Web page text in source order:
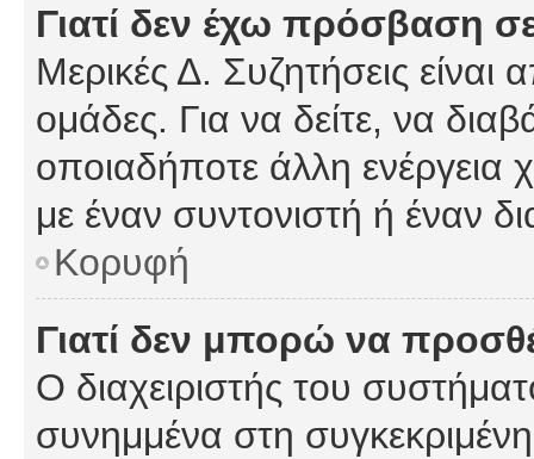
Γιατί δεν έχω πρόσβαση
Μερικές Δ. Συζητήσεις είναι
ομάδες. Για να δείτε, να
οποιαδήποτε άλλη ενέργεια
με έναν συντονιστή ή έναν
Κορυφή
Γιατί δεν μπορώ να
Ο διαχειριστής του
συνημμένα στη